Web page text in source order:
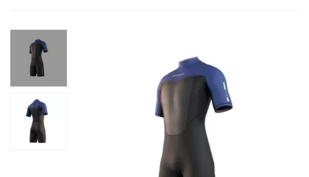
Vul hem met producten.